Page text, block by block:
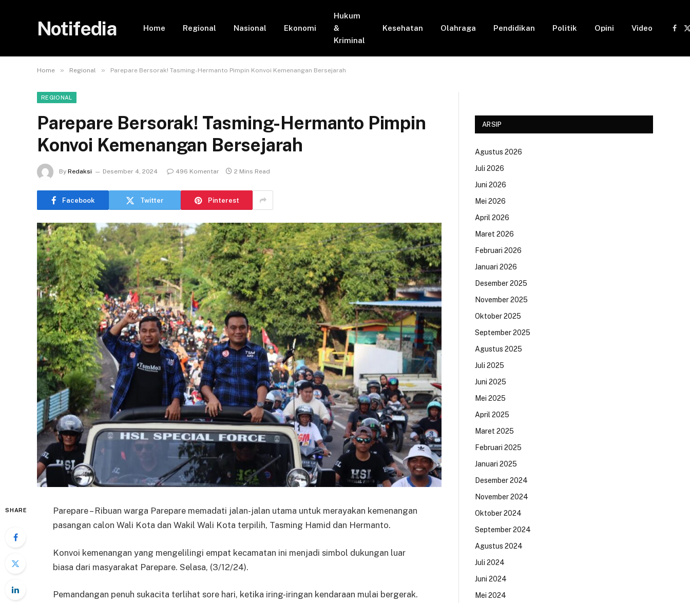
Notifedia Home Regional Nasional Ekonomi
Hukum
&
Kriminal
Kesehatan Olahraga Pendidikan Politik Opini Video
Home » Regional » Parepare Bersorak! Tasming-Hermanto Pimpin Konvoi Kemenangan Bersejarah
REGIONAL
Parepare Bersorak! Tasming-Hermanto Pimpin
Konvoi Kemenangan Bersejarah
By Redaksi Desember 4, 2024 496 Komentar 2 Mins Read
Facebook Twitter Pinterest
SHARE
Parepare – Ribuan warga Parepare memadati jalan-jalan utama untuk merayakan kemenangan
pasangan calon Wali Kota dan Wakil Wali Kota terpilih, Tasming Hamid dan Hermanto.
Konvoi kemenangan yang mengelilingi empat kecamatan ini menjadi simbol dukungan luar
biasa dari masyarakat Parepare. Selasa, (3/12/24).
Pemandangan penuh sukacita terlihat sore hari, ketika iring-iringan kendaraan mulai bergerak.
ARSIP
Agustus 2026
Juli 2026
Juni 2026
Mei 2026
April 2026
Maret 2026
Februari 2026
Januari 2026
Desember 2025
November 2025
Oktober 2025
September 2025
Agustus 2025
Juli 2025
Juni 2025
Mei 2025
April 2025
Maret 2025
Februari 2025
Januari 2025
Desember 2024
November 2024
Oktober 2024
September 2024
Agustus 2024
Juli 2024
Juni 2024
Mei 2024